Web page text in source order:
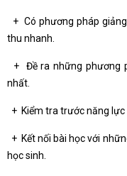
+ Có phương pháp
thu nhanh.
+ Đề ra những phương
nhất.
+ Kiểm tra trước năng lực
+ Kết nối bài học với
học sinh.